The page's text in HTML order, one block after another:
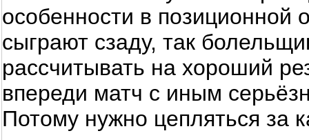
особенности в позиционной
сыграют сзаду, так
рассчитывать на хороший
впереди матч с иным
Потому нужно цепляться за